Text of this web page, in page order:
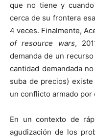
que no tiene y
cerca de su frontera
4 veces. Finalmente,
of resource wars,
demanda de un
cantidad demandada
suba de precios)
un conflicto armado por
En un contexto de
agudización de los